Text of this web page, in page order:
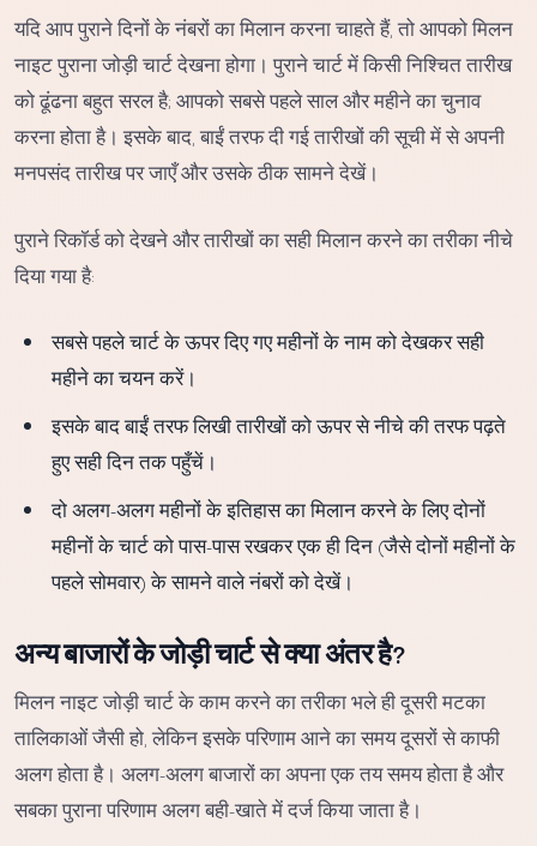
यदि आप पुराने दिनों के नंबरों का मिलान करना चाहते हैं, तो आपको मिलन
नाइट पुराना जोड़ी चार्ट देखना होगा। पुराने चार्ट में किसी निश्चित तारीख
को ढूंढना बहुत सरल है; आपको सबसे पहले साल और महीने का चुनाव
करना होता है। इसके बाद, बाईं तरफ दी गई तारीखों की सूची में से अपनी
मनपसंद तारीख पर जाएँ और उसके ठीक सामने देखें।
पुराने रिकॉर्ड को देखने और तारीखों का सही मिलान करने का तरीका नीचे
दिया गया है:
सबसे पहले चार्ट के ऊपर दिए गए महीनों के नाम को देखकर सही
महीने का चयन करें।
इसके बाद बाईं तरफ लिखी तारीखों को ऊपर से नीचे की तरफ पढ़ते
हुए सही दिन तक पहुँचें।
दो अलग-अलग महीनों के इतिहास का मिलान करने के लिए दोनों
महीनों के चार्ट को पास-पास रखकर एक ही दिन (जैसे दोनों महीनों के
पहले सोमवार) के सामने वाले नंबरों को देखें।
अन्य बाजारों के जोड़ी चार्ट से क्या अंतर है?
मिलन नाइट जोड़ी चार्ट के काम करने का तरीका भले ही दूसरी मटका
तालिकाओं जैसी हो, लेकिन इसके परिणाम आने का समय दूसरों से काफी
अलग होता है। अलग-अलग बाजारों का अपना एक तय समय होता है और
सबका पुराना परिणाम अलग बही-खाते में दर्ज किया जाता है।